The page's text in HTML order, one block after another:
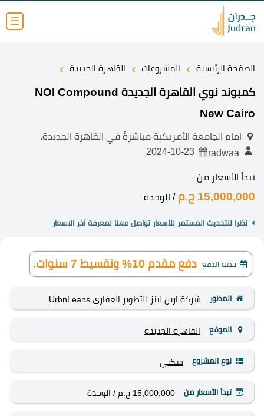
☰
الصفحة الرئيسية › المشروعات › القاهرة الجديدة ›
كمبوند نوي القاهرة الجديدة NOI Compound
New Cairo
امام الجامعة الأمريكية مباشرةً في القاهرة الجديدة.
2024-10-23
تبدأ الأسعار من
15,000,000 ج.م / الوحدة
نظرا للتحديث المستمر للأسعار تواصل معنا لمعرفة آخر الاسعار
خطة الدفع دفع مقدم 10% وتقسيط 7 سنوات.
المطور شركة اربن لينز للتطوير العقاري UrbnLeans
الموقع القاهرة الجديدة
نوع المشروع سكني
تبدأ الأسعار من 15,000,000 ج.م / الوحدة